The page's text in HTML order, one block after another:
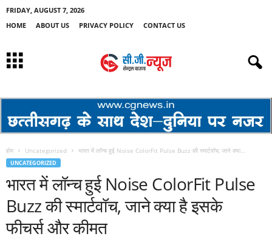
FRIDAY, AUGUST 7, 2026
HOME
ABOUT US PRIVACY POLICY CONTACT US
होम Uncategorized भारत में लॉन्च हुई Noise ColorFit Pulse Buzz की स्मार्टवॉच, जाने क्या...
UNCATEGORIZED
भारत में लॉन्च हुई Noise ColorFit Pulse
Buzz की स्मार्टवॉच, जाने क्या है इसके
फीचर्स और कीमत